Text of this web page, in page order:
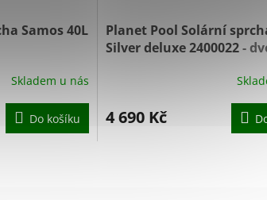
Samos 40L
Skladem u nás
Do košíku
Planet Pool Solární
Silver deluxe 2400022-
4 690 Kč